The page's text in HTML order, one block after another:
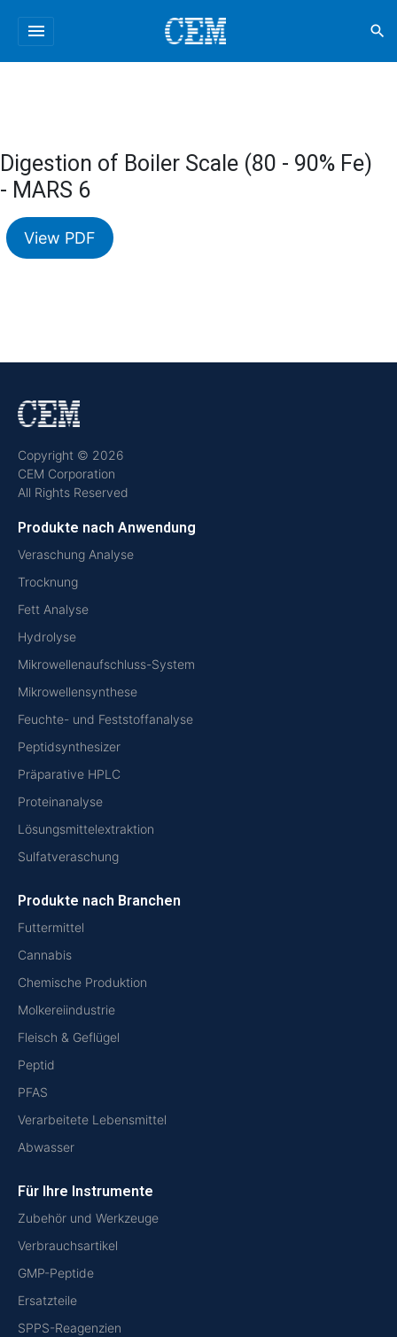
menu search
Digestion of Boiler Scale (80 - 90% Fe)
- MARS 6
View PDF
Copyright © 2026
CEM Corporation
All Rights Reserved
Produkte nach Anwendung
Veraschung Analyse
Trocknung
Fett Analyse
Hydrolyse
Mikrowellenaufschluss-System
Mikrowellensynthese
Feuchte- und Feststoffanalyse
Peptidsynthesizer
Präparative HPLC
Proteinanalyse
Lösungsmittelextraktion
Sulfatveraschung
Produkte nach Branchen
Futtermittel
Cannabis
Chemische Produktion
Molkereiindustrie
Fleisch & Geflügel
Peptid
PFAS
Verarbeitete Lebensmittel
Abwasser
Für Ihre Instrumente
Zubehör und Werkzeuge
Verbrauchsartikel
GMP-Peptide
Ersatzteile
SPPS-Reagenzien